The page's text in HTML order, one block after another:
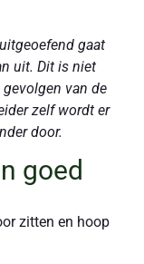
gaat
uit. Dit is niet
van de
zelf wordt er
door.
goed
zitten en hoop